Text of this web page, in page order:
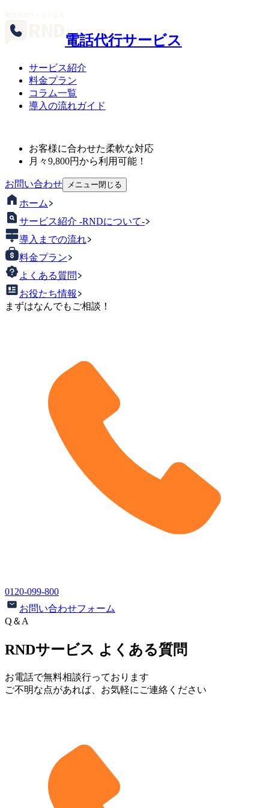
電話代行サービス
サービス紹介
料金プラン
コラム一覧
導入の流れガイド
お客様に合わせた柔軟な対応
月々9,800円から利用可能！
お問い合わせ メニュー閉じる
ホーム
サービス紹介 -RNDについて-
導入までの流れ
料金プラン
よくある質問
お役たち情報
まずはなんでもご相談！
0120-099-800
お問い合わせフォーム
Q＆A
RNDサービス よくある質問
お電話で無料相談行っております
ご不明な点があれば、お気軽にご連絡ください